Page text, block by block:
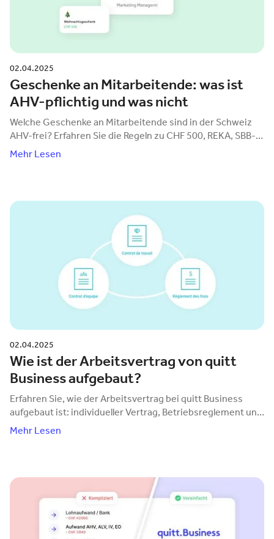
02.04.2025
Geschenke an Mitarbeitende: was ist
AHV-pflichtig und was nicht
Welche Geschenke an Mitarbeitende sind in der Schweiz
AHV-frei? Erfahren Sie die Regeln zu CHF 500, REKA, SBB-
Halbtax und steuerpflichtigen Fällen.
Mehr Lesen
02.04.2025
Wie ist der Arbeitsvertrag von quitt
Business aufgebaut?
Erfahren Sie, wie der Arbeitsvertrag bei quitt Business
aufgebaut ist: individueller Vertrag, Betriebsreglement und
Spesenreglement – klar, fair und digital.
Mehr Lesen